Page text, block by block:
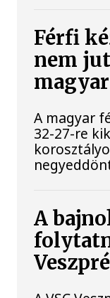
Férfi
nem
A magyar
32-27-re
A